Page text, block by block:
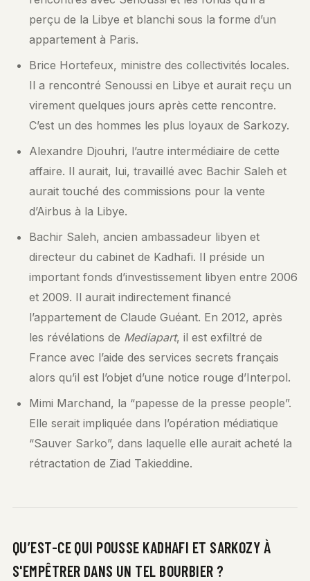
perçu de la Libye et blanchi sous la forme d’un
appartement à Paris.
Brice Hortefeux, ministre des collectivités locales.
Il a rencontré Senoussi en Libye et aurait reçu un
virement quelques jours après cette rencontre.
C’est un des hommes les plus loyaux de Sarkozy.
Alexandre Djouhri, l’autre intermédiaire de cette
affaire. Il aurait, lui, travaillé avec Bachir Saleh et
aurait touché des commissions pour la vente
d’Airbus à la Libye.
Bachir Saleh, ancien ambassadeur libyen et
directeur du cabinet de Kadhafi. Il préside un
important fonds d’investissement libyen entre 2006
et 2009. Il aurait indirectement financé
l’appartement de Claude Guéant. En 2012, après
les révélations de Mediapart, il est exfiltré de
France avec l’aide des services secrets français
alors qu’il est l’objet d’une notice rouge d’Interpol.
Mimi Marchand, la “papesse de la presse people”.
Elle serait impliquée dans l’opération médiatique
“Sauver Sarko”, dans laquelle elle aurait acheté la
rétractation de Ziad Takieddine.
QU’EST-CE QUI POUSSE KADHAFI ET SARKOZY À
S'EMPÊTRER DANS UN TEL BOURBIER ?